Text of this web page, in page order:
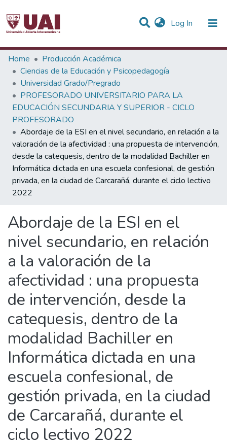
Log In (current)
Statistics
Communities & Collections
All of DSpace
Home
Producción Académica
Ciencias de la Educación y Psicopedagogía
Universidad Grado/Pregrado
PROFESORADO UNIVERSITARIO PARA LA
EDUCACIÓN SECUNDARIA Y SUPERIOR - CICLO
PROFESORADO
Abordaje de la ESI en el nivel secundario, en relación a la
valoración de la afectividad : una propuesta de intervención,
desde la catequesis, dentro de la modalidad Bachiller en
Informática dictada en una escuela confesional, de gestión
privada, en la ciudad de Carcarañá, durante el ciclo lectivo
2022
Abordaje de la ESI en el
nivel secundario, en relación
a la valoración de la
afectividad : una propuesta
de intervención, desde la
catequesis, dentro de la
modalidad Bachiller en
Informática dictada en una
escuela confesional, de
gestión privada, en la ciudad
de Carcarañá, durante el
ciclo lectivo 2022